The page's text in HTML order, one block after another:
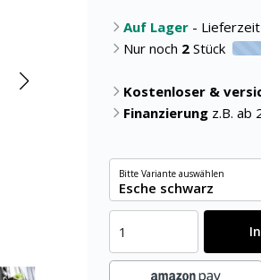
Auf Lager -
Nur noch 2 Stück 20%
Kostenloser &
Finanzierung z.B. ab
Bitte Variante auswählen
Esche schwarz